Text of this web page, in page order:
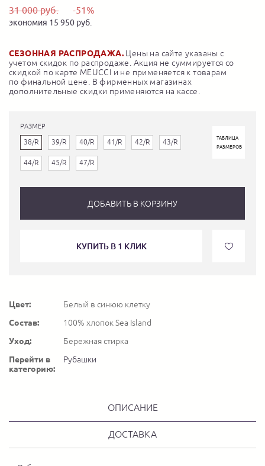
31 000 руб. -51%
экономия 15 950 руб.
СЕЗОННАЯ РАСПРОДАЖА. Цены на сайте указаны с
учетом скидок по распродаже. Акция не суммируется со
скидкой по карте MEUCCI и не применяется к товарам
по финальной цене. В фирменных магазинах
дополнительные скидки применяются на кассе.
РАЗМЕР
38/R 39/R 40/R 41/R 42/R 43/R
44/R 45/R 47/R
ТАБЛИЦА
РАЗМЕРОВ
ДОБАВИТЬ В КОРЗИНУ
КУПИТЬ В 1 КЛИК
Цвет:
Белый в синюю клетку
Состав:
100% хлопок Sea Island
Уход:
Бережная стирка
Перейти в
категорию:
Рубашки
ОПИСАНИЕ
ДОСТАВКА